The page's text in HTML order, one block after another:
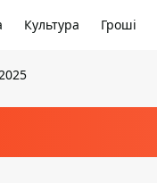
Культура Гроші